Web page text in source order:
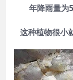
年降雨量为
这种植物很小